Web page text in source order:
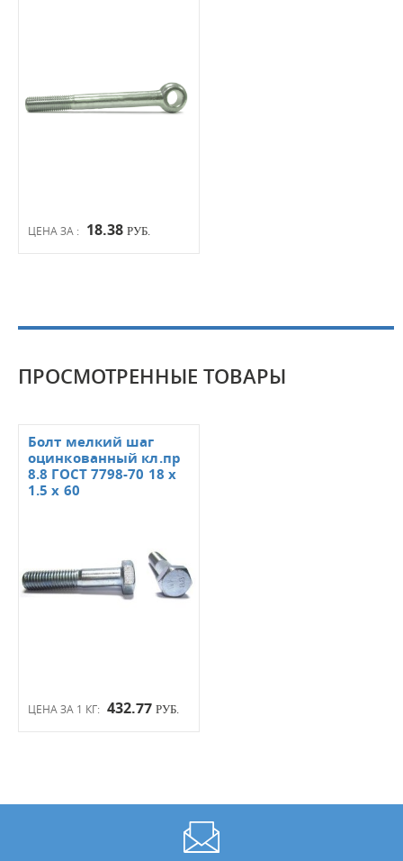
ЦЕНА ЗА : 18.38 РУБ.
ПРОСМОТРЕННЫЕ ТОВАРЫ
ЦЕНА ЗА 1 КГ: 432.77 РУБ.
Болт мелкий шаг
оцинкованный кл.пр
8.8 ГОСТ 7798-70 18 х
1.5 х 60